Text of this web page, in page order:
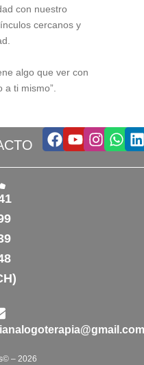
con nuestro
cercanos y
algo que ver con
a ti mismo”.
Facebook
Youtube
– 2026